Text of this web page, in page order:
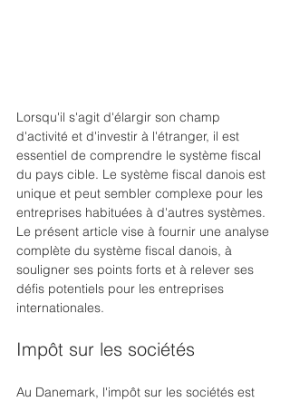
Lorsqu'il s'agit d'élargir son champ
d'activité et d'investir à l'étranger, il est
essentiel de comprendre le système fiscal
du pays cible. Le système fiscal danois est
unique et peut sembler complexe pour les
entreprises habituées à d'autres systèmes.
Le présent article vise à fournir une analyse
complète du système fiscal danois, à
souligner ses points forts et à relever ses
défis potentiels pour les entreprises
internationales.
Impôt sur les sociétés
Au Danemark, l'impôt sur les sociétés est